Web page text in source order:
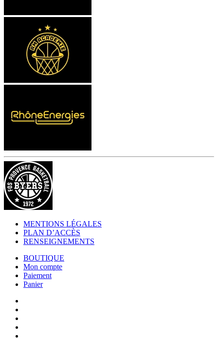
MENTIONS LÉGALES
PLAN D’ACCÈS
RENSEIGNEMENTS
BOUTIQUE
Mon compte
Paiement
Panier